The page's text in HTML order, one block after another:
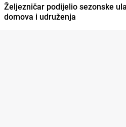
Željezničar podijelio sezonske
domova i udruženja